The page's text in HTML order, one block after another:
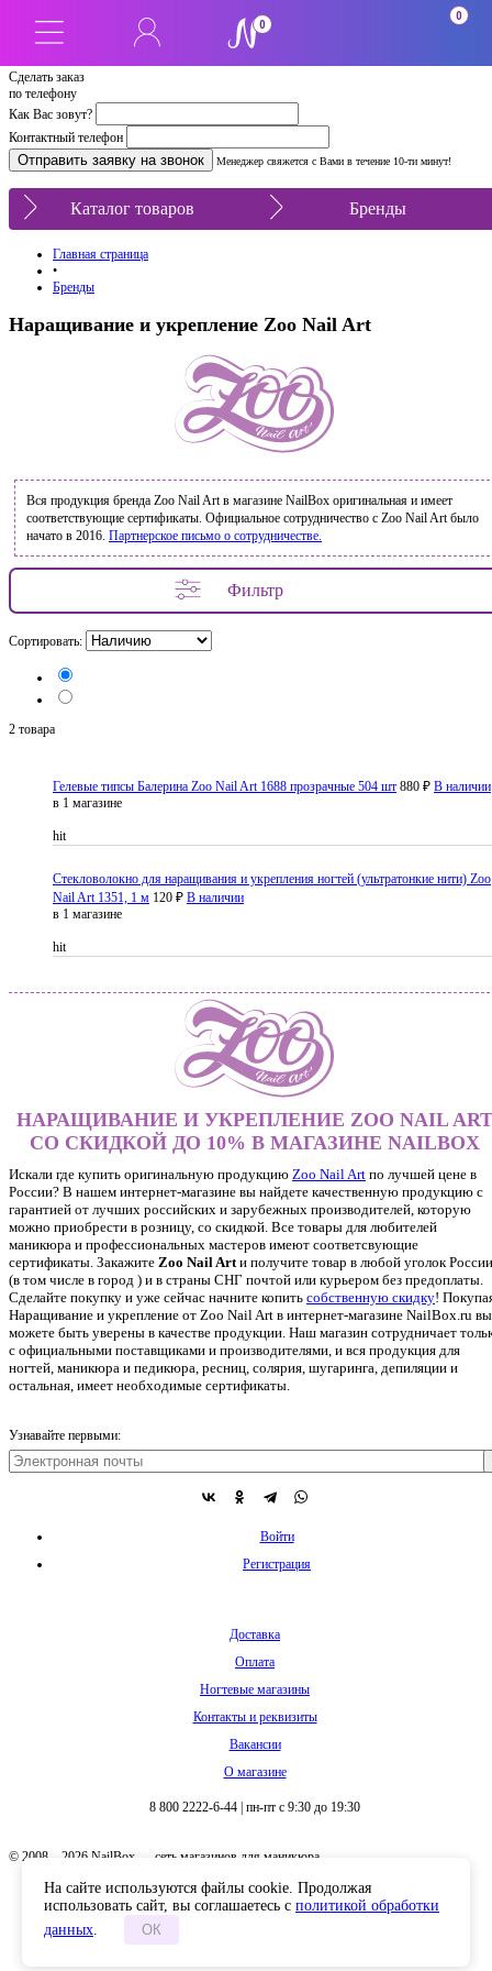
Сделать заказ
по телефону
Как Вас зовут?
Контактный телефон
Менеджер свяжется с Вами в течение 10-ти минут!
0
0
Каталог товаров Бренды
Главная страница
•
Бренды
Наращивание и укрепление Zoo Nail Art
Вся продукция бренда Zoo Nail Art в магазине NailBox оригинальная и имеет
соответствующие сертификаты. Официальное сотрудничество с Zoo Nail Art было
начато в 2016. Партнерское письмо о сотрудничестве.
Фильтр
Сортировать:
2 товара
Гелевые типсы Балерина Zoo Nail Art 1688 прозрачные 504 шт 880 ₽ В наличии
в 1 магазине
hit
Стекловолокно для наращивания и укрепления ногтей (ультратонкие нити) Zoo
Nail Art 1351, 1 м 120 ₽ В наличии
в 1 магазине
hit
НАРАЩИВАНИЕ И УКРЕПЛЕНИЕ ZOO NAIL ART
СО СКИДКОЙ ДО 10% В МАГАЗИНЕ NAILBOX
Искали где купить оригинальную продукцию Zoo Nail Art по лучшей цене в
России? В нашем интернет-магазине вы найдете качественную продукцию с
гарантией от лучших российских и зарубежных производителей, которую
можно приобрести в розницу, со скидкой. Все товары для любителей
маникюра и профессиональных мастеров имеют соответсвующие
сертификаты. Закажите Zoo Nail Art и получите товар в любой уголок России
(в том числе в город ) и в страны СНГ почтой или курьером без предоплаты.
Сделайте покупку и уже сейчас начните копить собственную скидку!
Наращивание и укрепление от Zoo Nail Art в интернет-магазине NailBox.ru вы
можете быть уверены в качестве продукции. Наш магазин сотрудничает
с официальными поставщиками и производителями, и вся продукция для
ногтей, маникюра и педикюра, ресниц, солярия, шугаринга, депиляции и
остальная, имеет необходимые сертификаты.
Узнавайте первыми:
Войти
Регистрация
Доставка
Оплата
Ногтевые магазины
Контакты и реквизиты
Вакансии
О магазине
8 800 2222-6-44 пн-пт с 9:30 до 19:30
© 2008 – 2026 NailBox — сеть магазинов для маникюра
На сайте используются файлы cookie. Продолжая
использовать сайт, вы соглашаетесь с политикой обработки
данных. ОК